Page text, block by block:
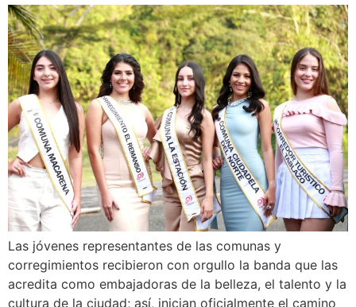
Las jóvenes representantes de las comunas y
corregimientos recibieron con orgullo la banda que las
acredita como embajadoras de la belleza, el talento y la
cultura de la ciudad; así, inician oficialmente el camino